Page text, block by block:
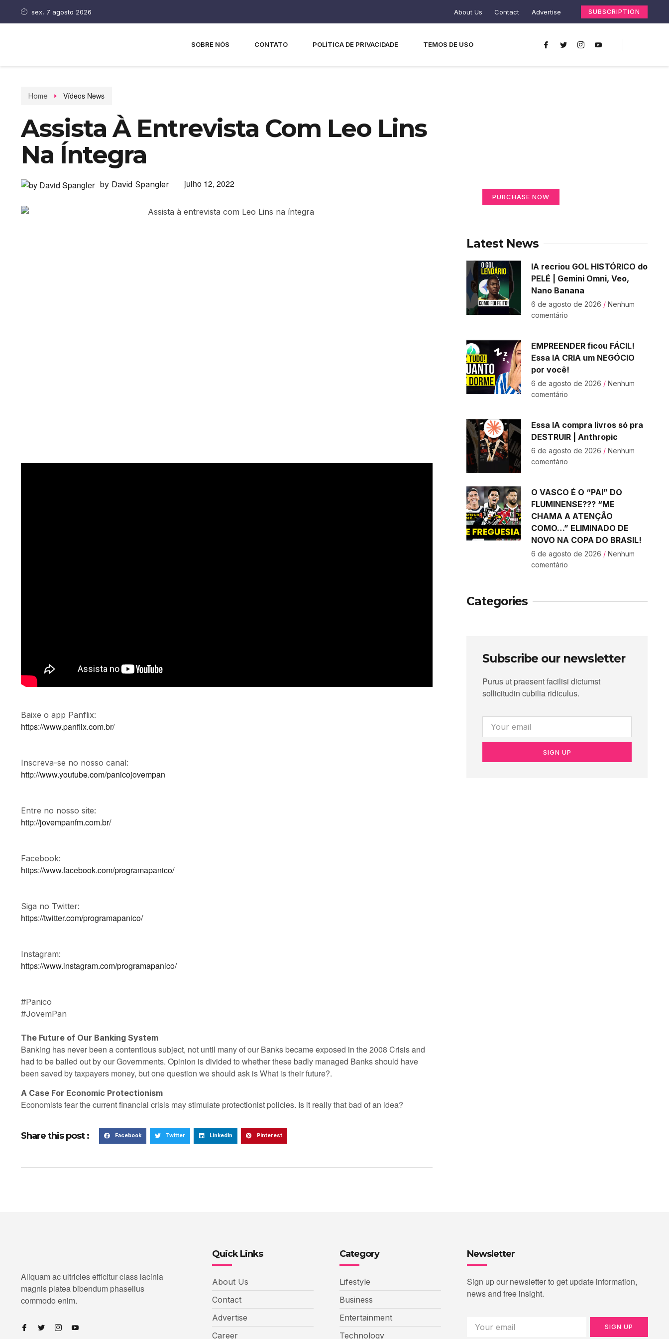
sex, 7 agosto 2026 About Us Contact Advertise SUBSCRIPTION
SOBRE NÓS CONTATO POLÍTICA DE PRIVACIDADE TEMOS DE USO
Home Vídeos News
Assista À Entrevista Com Leo Lins
Na Íntegra
by David Spangler julho 12, 2022
Baixe o app Panflix:
https://www.panflix.com.br/
Inscreva-se no nosso canal:
http://www.youtube.com/panicojovempan
Entre no nosso site:
http://jovempanfm.com.br/
Facebook:
https://www.facebook.com/programapanico/
Siga no Twitter:
https://twitter.com/programapanico/
Instagram:
https://www.instagram.com/programapanico/
#Panico
#JovemPan
The Future of Our Banking System
Banking has never been a contentious subject, not until many of our Banks became exposed in the 2008 Crisis and
had to be bailed out by our Governments. Opinion is divided to whether these badly managed Banks should have
been saved by taxpayers money, but one question we should ask is What is their future?.
A Case For Economic Protectionism
Economists fear the current financial crisis may stimulate protectionist policies. Is it really that bad of an idea?
Share this post : Facebook Twitter LinkedIn Pinterest
PURCHASE NOW
Latest News
IA recriou GOL HISTÓRICO do
PELÉ | Gemini Omni, Veo,
Nano Banana
6 de agosto de 2026 Nenhum
comentário
EMPREENDER ficou FÁCIL!
Essa IA CRIA um NEGÓCIO
por você!
6 de agosto de 2026 Nenhum
comentário
Essa IA compra livros só pra
DESTRUIR | Anthropic
6 de agosto de 2026 Nenhum
comentário
O VASCO É O “PAI” DO
FLUMINENSE??? “ME
CHAMA A ATENÇÃO
COMO…” ELIMINADO DE
NOVO NA COPA DO BRASIL!
6 de agosto de 2026 Nenhum
comentário
Categories
Subscribe our newsletter
Purus ut praesent facilisi dictumst
sollicitudin cubilia ridiculus.
SIGN UP
Aliquam ac ultricies efficitur class lacinia
magnis platea bibendum phasellus
commodo enim.
Quick Links
About Us
Contact
Advertise
Career
Category
Lifestyle
Business
Entertainment
Technology
Newsletter
Sign up our newsletter to get update information,
news and free insight.
SIGN UP